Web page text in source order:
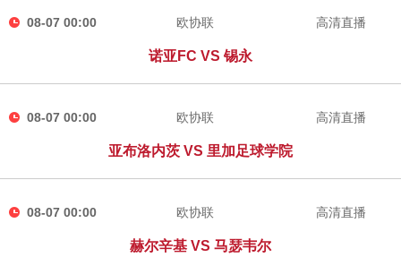
08-07 00:00 欧协联
诺亚FC VS 锡永
高清直播
08-07 00:00 欧协联
亚布洛内茨 VS 里加足球学院
高清直播
08-07 00:00 欧协联
赫尔辛基 VS 马瑟韦尔
高清直播